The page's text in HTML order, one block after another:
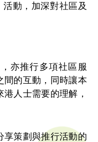
動，加深對社區及
亦推行多項社區服
間的互動，同時讓本
人士需要的理解，
享策劃與推行活動的